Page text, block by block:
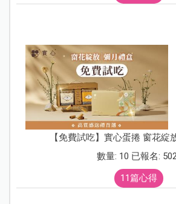
【免費試吃】實心蛋捲 窗花綻
數量: 10 已報名: 502
11篇心得